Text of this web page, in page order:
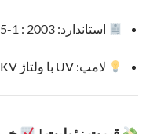
استاندارد: BS EN 13925-1 : 2003
لامپ: UV با ولتاژ 40KV